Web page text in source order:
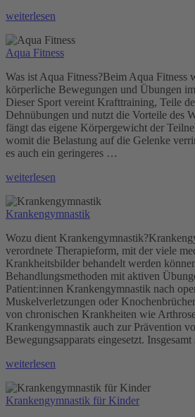
„Manuelle
weiterlesen
Aqua Fitness
Was ist Aqua Fitness?Beim Aqua Fitness
körperliche Bewegungen und Übungen
Dieser Sport vereint Krafttraining, Teile
Dehnübungen und nutzt die Vorteile des
fängt das eigene Körpergewicht der
womit die Belastung auf die Gelenke
es auch ein geringeres …
„Aqua
weiterlesen
Krankengymnastik
Wozu dient
verordnete Therapieform, mit der viele
Krankheitsbilder behandelt werden
Behandlungsmethoden mit aktiven
Patient:innen Krankengymnastik nach
Muskelverletzungen oder
von chronischen Krankheiten wie
Krankengymnastik auch zur Prävention
Bewegungsapparats eingesetzt.
„Krankengymnastik“
weiterlesen
Krankengymnastik für Kinder